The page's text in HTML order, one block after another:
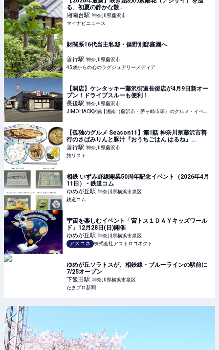
る、初夏の静かな散…
湘南台駅 神奈川県藤沢市
マイナビニュース
財閥系16代当主私邸・俣野別邸庭園へ
善行駅 神奈川県藤沢市
45歳からの心のラグジュアリーメディア
【開店】ケンタッキー藤沢街道長後店が4月9日新オー
プン！ドライブスルーも便利！
長後駅 神奈川県藤沢市
【孤独のグルメ Season11】第1話 神奈川県藤沢市善
行のさばみりんと豚汁『おうちごはん はるね』
2026/4/3放送|旅リスト
善行駅 神奈川県藤沢市
旅リスト
相鉄 いずみ野線開業50周年記念イベント（2026年4月
11日） - 鉄道コム
ゆめが丘駅 神奈川県横浜市泉区
鉄道コム
宇宙を楽しむイベント「宙トス１ＤＡＹキッズワール
ド」12月28日(日)開催
ゆめが丘駅 神奈川県横浜市泉区
アスコネ
株式会社アストロコネクト
ゆめが丘ソラトスが、相鉄線・ブルーラインの駅前に
7/25オープン
下飯田駅 神奈川県横浜市泉区
たまプロ新聞